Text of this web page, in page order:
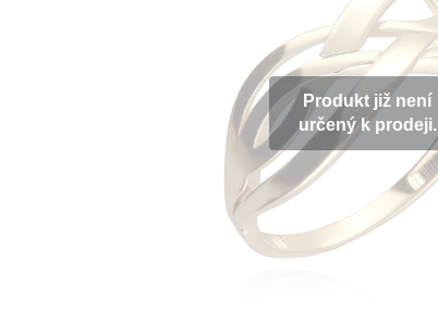
Produkt již není
určený k prodeji.